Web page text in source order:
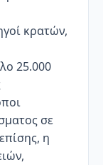
κρατών,
25.000
σε
η